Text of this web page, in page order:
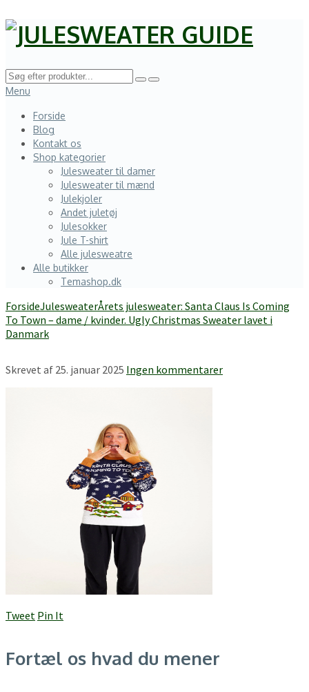
Menu
Forside
Blog
Kontakt os
Shop kategorier
Julesweater til damer
Julesweater til mænd
Julekjoler
Andet juletøj
Julesokker
Jule T-shirt
Alle julesweatre
Alle butikker
Temashop.dk
ForsideJulesweaterÅrets julesweater: Santa Claus Is Coming
To Town – dame / kvinder. Ugly Christmas Sweater lavet i
Danmark
Skrevet af 25. januar 2025 Ingen kommentarer
Tweet Pin It
Fortæl os hvad du mener